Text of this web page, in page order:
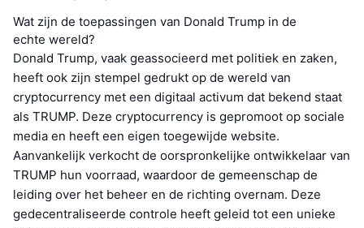
Wat zijn de toepassingen van Donald Trump in de
echte wereld?
Donald Trump, vaak geassocieerd met politiek en zaken,
heeft ook zijn stempel gedrukt op de wereld van
cryptocurrency met een digitaal activum dat bekend staat
als TRUMP. Deze cryptocurrency is gepromoot op sociale
media en heeft een eigen toegewijde website.
Aanvankelijk verkocht de oorspronkelijke ontwikkelaar van
TRUMP hun voorraad, waardoor de gemeenschap de
leiding over het beheer en de richting overnam. Deze
gedecentraliseerde controle heeft geleid tot een unieke